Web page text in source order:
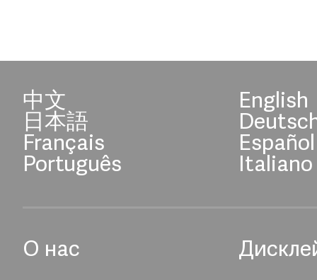
中文 English
日本語
Français Español
Português Italiano
О нас